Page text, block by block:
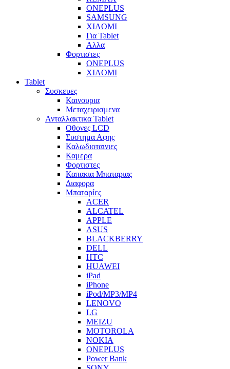
ONEPLUS
SAMSUNG
XIAOMI
Για Tablet
Αλλα
Φορτιστες
ONEPLUS
XIAOMI
Tablet
Συσκευες
Καινουρια
Μεταχειρισμενα
Ανταλλακτικα Tablet
Οθονες LCD
Συστημα Αφης
Καλωδιοταινιες
Καμερα
Φορτιστες
Καπακια Μπαταριας
Διαφορα
Μπαταρίες
ACER
ALCATEL
APPLE
ASUS
BLACKBERRY
DELL
HTC
HUAWEI
iPad
iPhone
iPod/MP3/MP4
LENOVO
LG
MEIZU
MOTOROLA
NOKIA
ONEPLUS
Power Bank